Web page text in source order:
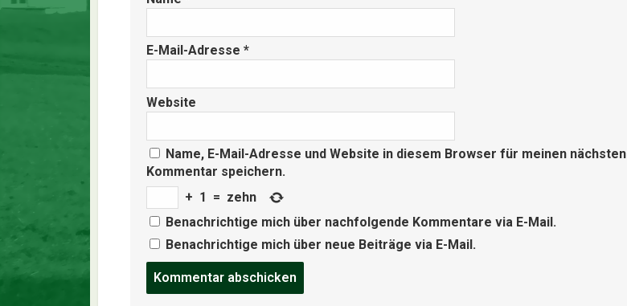
E-Mail-Adresse *
Website
Name, E-Mail-Adresse und Website in diesem Browser für meinen nächsten
Kommentar speichern.
+ 1 = zehn
Benachrichtige mich über nachfolgende Kommentare via E-Mail.
Benachrichtige mich über neue Beiträge via E-Mail.